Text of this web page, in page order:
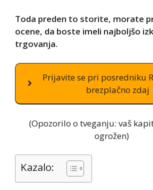
Toda preden to storite, morate
ocene, da boste imeli najboljšo
trgovanja.
Prijavite se pri posredniku
brezplačno zdaj
(Opozorilo o tveganju: vaš
ogrožen)
Kazalo: